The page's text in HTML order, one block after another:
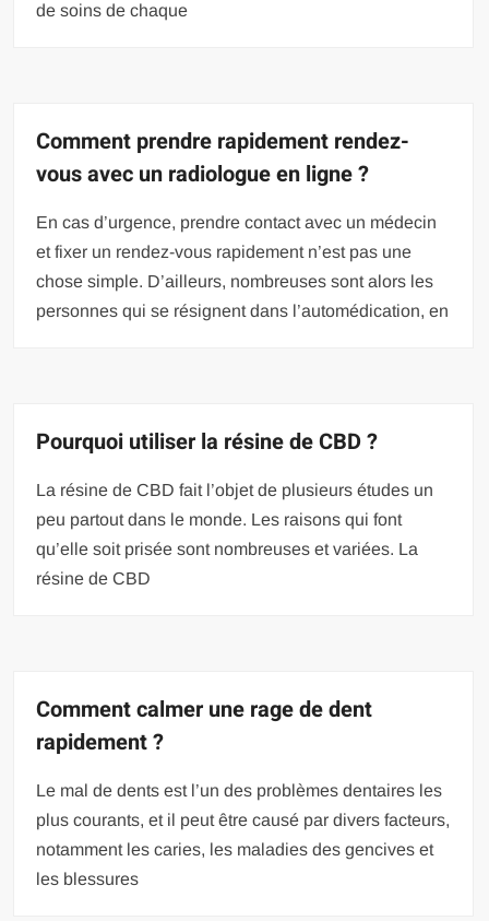
de soins de chaque
Comment prendre rapidement rendez-
vous avec un radiologue en ligne ?
En cas d’urgence, prendre contact avec un médecin
et fixer un rendez-vous rapidement n’est pas une
chose simple. D’ailleurs, nombreuses sont alors les
personnes qui se résignent dans l’automédication, en
Pourquoi utiliser la résine de CBD ?
La résine de CBD fait l’objet de plusieurs études un
peu partout dans le monde. Les raisons qui font
qu’elle soit prisée sont nombreuses et variées. La
résine de CBD
Comment calmer une rage de dent
rapidement ?
Le mal de dents est l’un des problèmes dentaires les
plus courants, et il peut être causé par divers facteurs,
notamment les caries, les maladies des gencives et
les blessures